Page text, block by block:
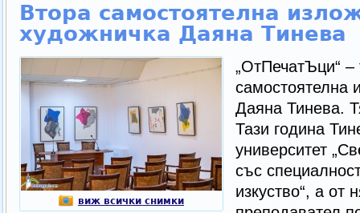
Втора самостоятелна
художничка Даяна Тинева
виж всички снимки
„ОтПечатЪци“ –
самостоятелна
Даяна Тинева.
Тази година
университет
със
изкуство“, а от